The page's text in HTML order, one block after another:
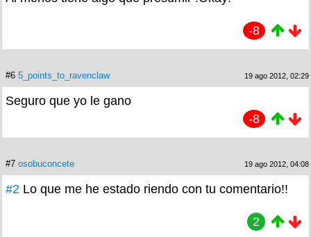
-8
#6 5_points_to_ravenclaw 19 ago 2012, 02:29
Seguro que yo le gano
-8
#7 osobuconcete 19 ago 2012, 04:08
#2 Lo que me he estado riendo con tu comentario!!
2